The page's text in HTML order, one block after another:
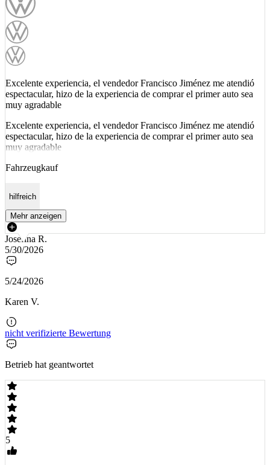
Excelente experiencia, el vendedor Francisco Jiménez me atendió
espectacular, hizo de la experiencia de comprar el primer auto sea
muy agradable
Excelente experiencia, el vendedor Francisco Jiménez me atendió
espectacular, hizo de la experiencia de comprar el primer auto sea
muy agradable
Fahrzeugkauf
hilfreich
Mehr anzeigen
Josefina R.
5/30/2026
5/24/2026
Karen V.
nicht verifizierte Bewertung
Betrieb hat geantwortet
5